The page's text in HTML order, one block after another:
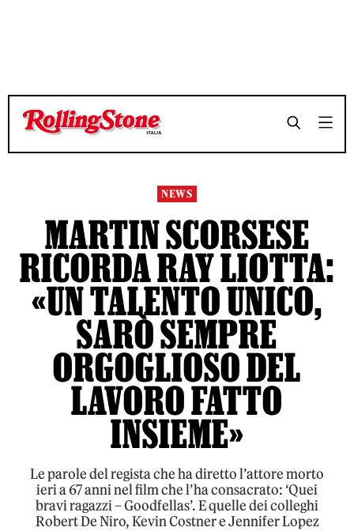
TEMPO DI LETTURA 4 MINUTI SHARE
TEMPO DI LETTURA 4 MINUTI SHARE
NEWS
MARTIN SCORSESE
RICORDA RAY LIOTTA:
«UN TALENTO UNICO,
SARÒ SEMPRE
ORGOGLIOSO DEL
LAVORO FATTO
INSIEME»
Le parole del regista che ha diretto l’attore morto
ieri a 67 anni nel film che l’ha consacrato: ‘Quei
bravi ragazzi – Goodfellas’. E quelle dei colleghi
Robert De Niro, Kevin Costner e Jennifer Lopez